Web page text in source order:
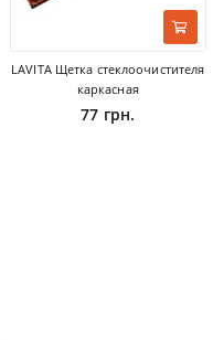
LAVITA Щетка стеклоочистителя
каркасная
77 грн.